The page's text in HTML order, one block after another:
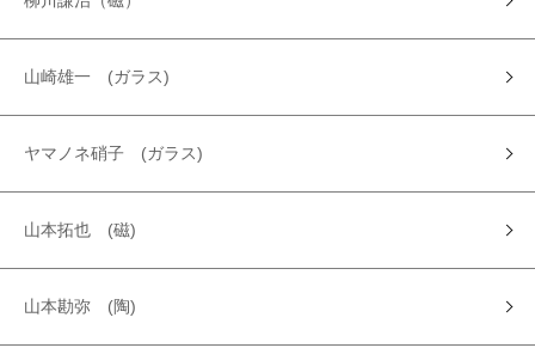
山崎雄一 (ガラス)
ヤマノネ硝子 (ガラス)
山本拓也 (磁)
山本勘弥 (陶)